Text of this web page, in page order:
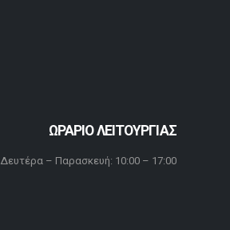
ΩΡΑΡΙΟ ΛΕΙΤΟΥΡΓΙΑΣ
Δευτέρα – Παρασκευή: 10:00 – 17:00